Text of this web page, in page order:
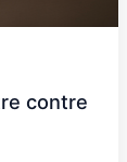
contre